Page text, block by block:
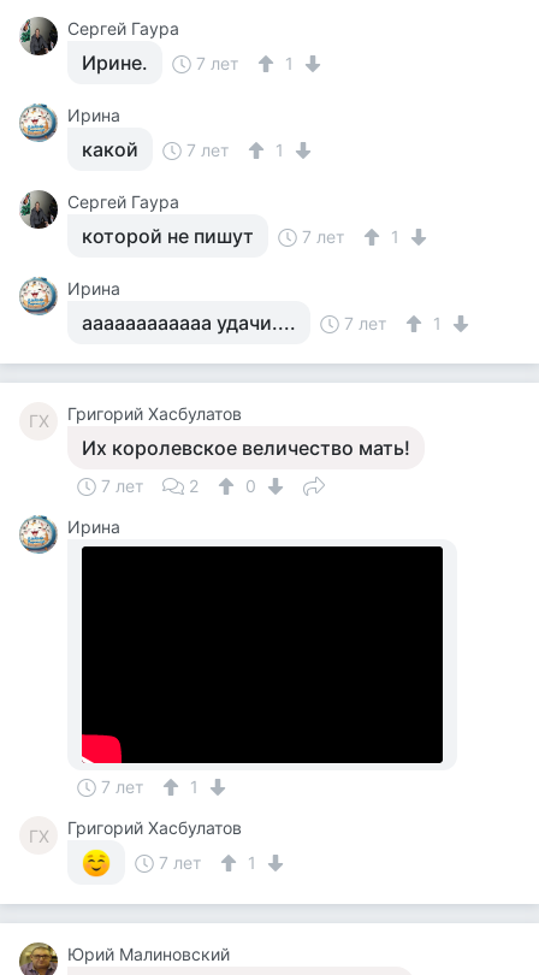
Сергей Гаура
Ирине. 7 лет 1
Ирина
какой 7 лет 1
Сергей Гаура
которой не пишут 7 лет 1
Ирина
аааааааааааа удачи.... 7 лет 1
ГХ Григорий Хасбулатов
Их королевское величество мать!
7 лет 2
0
Ирина
7 лет 1
ГХ
Григорий Хасбулатов
7 лет
1
Юрий Малиновский